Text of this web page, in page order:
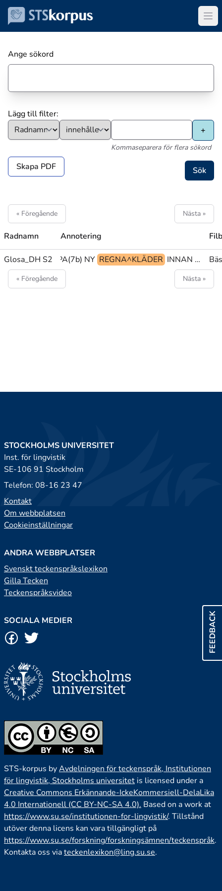
Ange sökord
Lägg till filter:
Kommaseparera för flera sökord
Skapa PDF
« Föregående Nästa »
Radnamn Annotering
Glosa_DH S2
PRO1 KÖPA(7b) NY REGNA^KLÄDER INNAN BEREDD JA@ub
« Föregående Nästa »
FEEDBACK
STOCKHOLMS UNIVERSITET
Inst. för lingvistik
SE-106 91 Stockholm
Telefon: 08-16 23 47
Kontakt
Om webbplatsen
Cookieinställningar
ANDRA WEBBPLATSER
Svenskt teckenspråkslexikon
Gilla Tecken
Teckenspråksvideo
SOCIALA MEDIER
STS-korpus byAvdelningen för teckenspråk, Institutionen
för lingvistik, Stockholms universitet is licensed under a
Creative Commons Erkännande-IckeKommersiell-DelaLika
4.0 Internationell (CC BY-NC-SA 4.0). Based on a work at
https://www.su.se/institutionen-for-lingvistik/. Tillstånd
utöver denna licens kan vara tillgängligt på
https://www.su.se/forskning/forskningsämnen/teckenspråk.
Kontakta oss viateckenlexikon@ling.su.se.